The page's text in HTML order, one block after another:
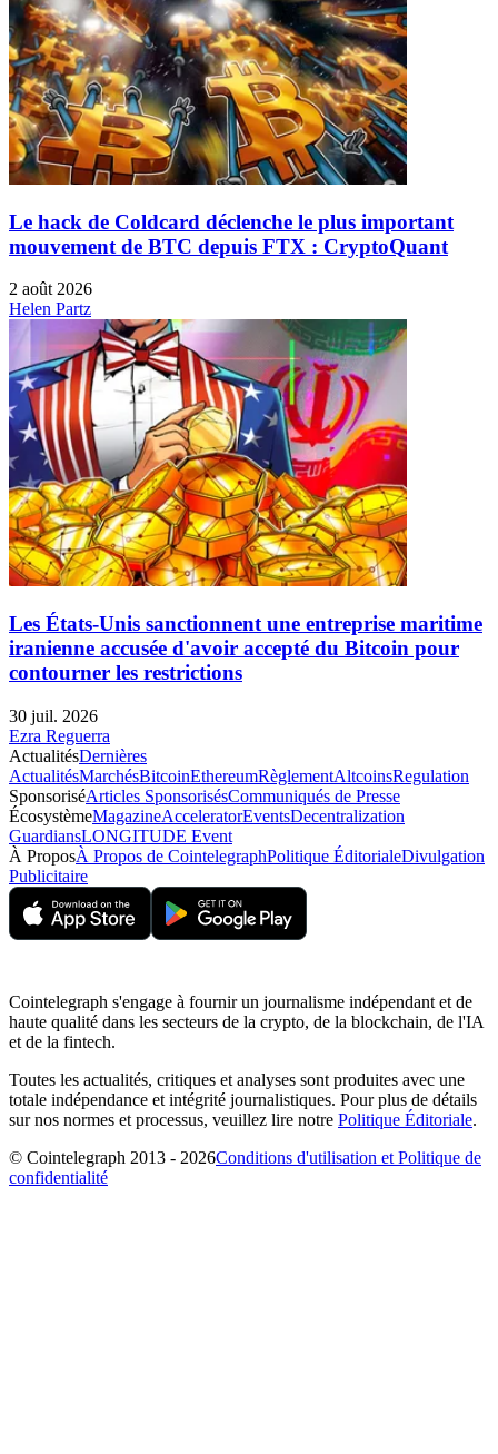
Le hack de Coldcard déclenche le plus important
mouvement de BTC depuis FTX : CryptoQuant
2 août 2026
Helen Partz
Les États-Unis sanctionnent une entreprise maritime
iranienne accusée d'avoir accepté du Bitcoin pour
contourner les restrictions
30 juil. 2026
Ezra Reguerra
ActualitésDernières
ActualitésMarchésBitcoinEthereumRèglementAltcoinsRegulation
SponsoriséArticles SponsorisésCommuniqués de Presse
ÉcosystèmeMagazineAcceleratorEventsDecentralization
GuardiansLONGITUDE Event
À ProposÀ Propos de CointelegraphPolitique ÉditorialeDivulgation
Publicitaire
Cointelegraph s'engage à fournir un journalisme indépendant et de
haute qualité dans les secteurs de la crypto, de la blockchain, de l'IA
et de la fintech.
Toutes les actualités, critiques et analyses sont produites avec une
totale indépendance et intégrité journalistiques. Pour plus de détails
sur nos normes et processus, veuillez lire notre Politique Éditoriale.
© Cointelegraph 2013 - 2026Conditions d'utilisation et Politique de
confidentialité